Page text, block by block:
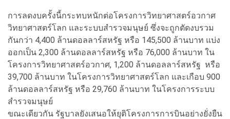
การลดงบครั้งนี้กระทบหนักต่อโครงการวิทยาศาสตร์อวกาศ
วิทยาศาสตร์โลก และระบบสำรวจมนุษย์ ซึ่งจะถูกตัดงบรวม
กันกว่า 4,400 ล้านดอลลาร์สหรัฐ หรือ 145,500 ล้านบาท แบ่ง
ออกเป็น 2,300 ล้านดอลลาร์สหรัฐ หรือ 76,000 ล้านบาท ใน
โครงการวิทยาศาสตร์อวกาศ, 1,200 ล้านดอลลาร์สหรัฐ หรือ
39,700 ล้านบาท ในโครงการวิทยาศาสตร์โลก และเกือบ 900
ล้านดอลลาร์สหรัฐ หรือ 29,760 ล้านบาท ในโครงการระบบ
สำรวจมนุษย์
ขณะเดียวกัน รัฐบาลยังเสนอให้ยุติโครงการการบินอย่างยั่งยืน